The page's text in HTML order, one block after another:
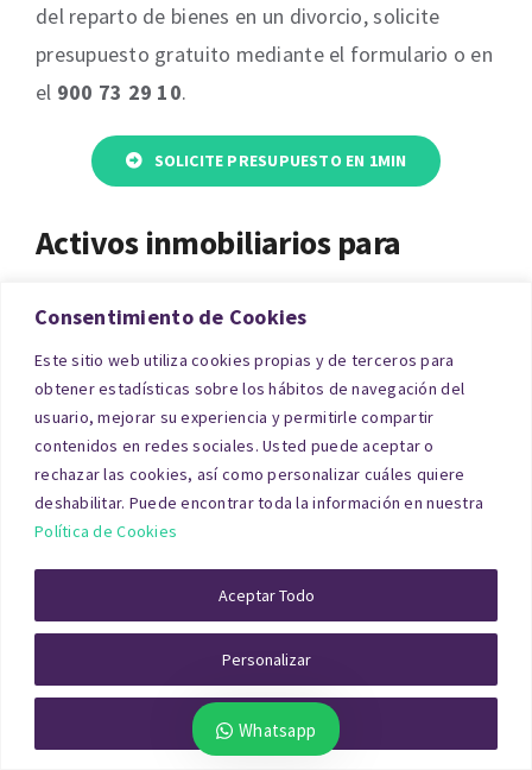
Consentimiento de Cookies
Este sitio web utiliza cookies propias y de terceros para
obtener estadísticas sobre los hábitos de navegación del
usuario, mejorar su experiencia y permitirle compartir
contenidos en redes sociales. Usted puede aceptar o
rechazar las cookies, así como personalizar cuáles quiere
deshabilitar. Puede encontrar toda la información en nuestra
Política de Cookies
Personalizar
Rechazar Todo
Aceptar Todo
del reparto de bienes en un divorcio, solicite
presupuesto gratuito mediante el formulario o en
el 900 73 29 10.
SOLICITE PRESUPUESTO EN 1MIN
Activos inmobiliarios para
En divorcios donde existen participaciones
empresariales o inmuebles afectos a una
actividad económica, la valoración es más
compleja. No solo se requiere una tasación de
inmuebles, sino también una valoración de
contables, operaciones vinculadas, valoraciones
para procesos administrativos y tributarios,
además de estudios de mercado sectoriales.
Puede solicitar presupuesto para la
Whatsapp